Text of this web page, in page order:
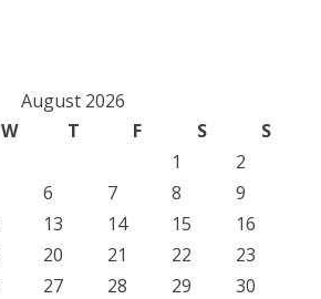
August 2026
W T F S
S
1
2
6 7 8
9
13 14 15
16
20 21 22
23
27 28 29
30